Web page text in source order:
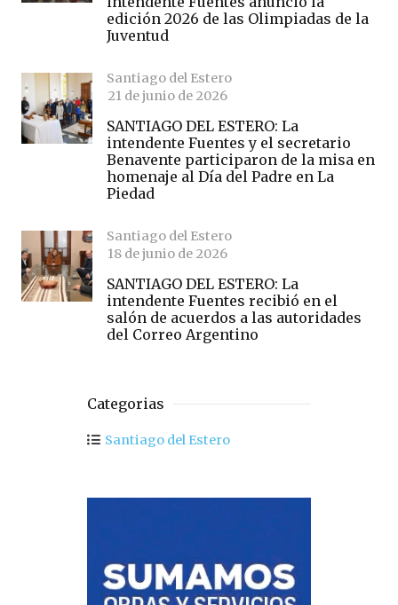
edición 2026 de las Olimpiadas de la
Juventud
Santiago del Estero
21 de junio de 2026
SANTIAGO DEL ESTERO: La
intendente Fuentes y el secretario
Benavente participaron de la misa en
homenaje al Día del Padre en La
Piedad
Santiago del Estero
18 de junio de 2026
SANTIAGO DEL ESTERO: La
intendente Fuentes recibió en el
salón de acuerdos a las autoridades
del Correo Argentino
Categorias
Santiago del Estero